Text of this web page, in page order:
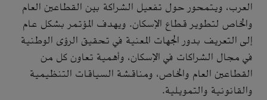
العرب، ويتمحور حول تفعيل الشراكة بين القطاعين العام
والخاص لتطوير قطاع الإسكان. ويهدف المؤتمر بشكل عام
إلى التعريف بدور الجهات المعنية في تحقيق الرؤى الوطنية
في مجال الشراكات في الإسكان، وأهمية تعاون كل من
القطاعين العام والخاص، ومناقشة السياقات التنظيمية
والقانونية والتمويلية.